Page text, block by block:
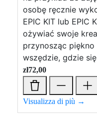
osobę ręcznie
EPIC KIT lub EPIC
ożywiać swoje
przynosząc
wszędzie, gdzie
zł72,00
Visualizza di più →